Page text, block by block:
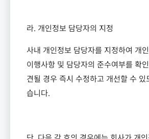
라. 개인정보 담당자의 지정
사내 개인정보 담당자를 지정하여 개
이행사항 및 담당자의 준수여부를 확
견될 경우 즉시 수정하고 개선할 수 있
습니다.